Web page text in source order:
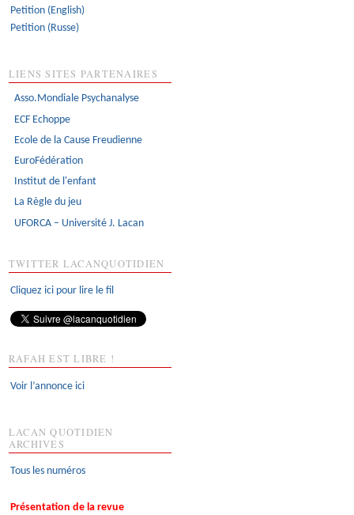
Petition (English)
Petition (Russe)
LIENS SITES PARTENAIRES
Asso.Mondiale Psychanalyse
ECF Echoppe
Ecole de la Cause Freudienne
EuroFédération
Institut de l'enfant
La Règle du jeu
UFORCA – Université J. Lacan
TWITTER LACANQUOTIDIEN
Cliquez ici pour lire le fil
RAFAH EST LIBRE !
Voir l’annonce ici
LACAN QUOTIDIEN
ARCHIVES
Tous les numéros
Présentation de la revue